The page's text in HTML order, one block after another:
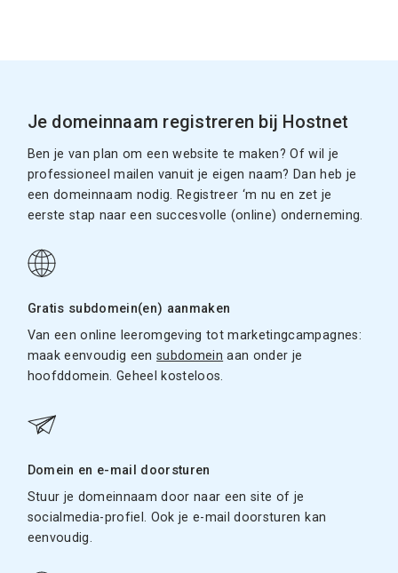
Je domeinnaam registreren bij Hostnet
Ben je van plan om een website te maken? Of wil je
professioneel mailen vanuit je eigen naam? Dan heb je
een domeinnaam nodig. Registreer ‘m nu en zet je
eerste stap naar een succesvolle (online) onderneming.
Gratis subdomein(en) aanmaken
Van een online leeromgeving tot marketingcampagnes:
maak eenvoudig eensubdomein aan onder je
hoofddomein. Geheel kosteloos.
Domein en e-mail doorsturen
Stuur je domeinnaam door naar een site of je
socialmedia-profiel. Ook je e-mail doorsturen kan
eenvoudig.